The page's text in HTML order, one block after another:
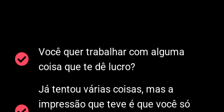
Você quer trabalhar com alguma
coisa que te dê lucro?
Já tentou várias coisas, mas a
impressão que teve é que você só